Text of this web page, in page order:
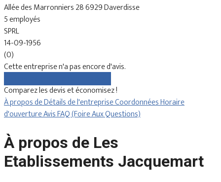
Allée des Marronniers 28 6929 Daverdisse
5 employés
SPRL
14-09-1956
(0)
Cette entreprise n'a pas encore d'avis.
Comparez les devis et économisez !
À propos deDétails de l'entrepriseCoordonnéesHoraire
d'ouvertureAvisFAQ (Foire Aux Questions)
À propos de Les
Etablissements Jacquemart